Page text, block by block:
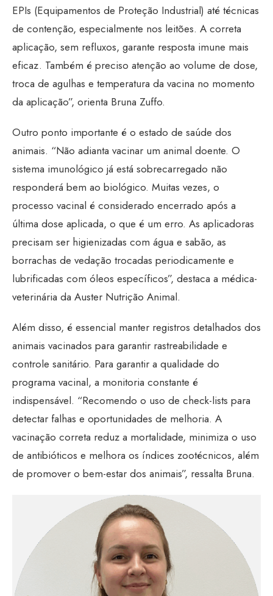
EPIs (Equipamentos de Proteção Industrial) até técnicas
de contenção, especialmente nos leitões. A correta
aplicação, sem refluxos, garante resposta imune mais
eficaz. Também é preciso atenção ao volume de dose,
troca de agulhas e temperatura da vacina no momento
da aplicação”, orienta Bruna Zuffo.
Outro ponto importante é o estado de saúde dos
animais. “Não adianta vacinar um animal doente. O
sistema imunológico já está sobrecarregado não
responderá bem ao biológico. Muitas vezes, o
processo vacinal é considerado encerrado após a
última dose aplicada, o que é um erro. As aplicadoras
precisam ser higienizadas com água e sabão, as
borrachas de vedação trocadas periodicamente e
lubrificadas com óleos específicos”, destaca a médica-
veterinária da Auster Nutrição Animal.
Além disso, é essencial manter registros detalhados dos
animais vacinados para garantir rastreabilidade e
controle sanitário. Para garantir a qualidade do
programa vacinal, a monitoria constante é
indispensável. “Recomendo o uso de check-lists para
detectar falhas e oportunidades de melhoria. A
vacinação correta reduz a mortalidade, minimiza o uso
de antibióticos e melhora os índices zootécnicos, além
de promover o bem-estar dos animais”, ressalta Bruna.